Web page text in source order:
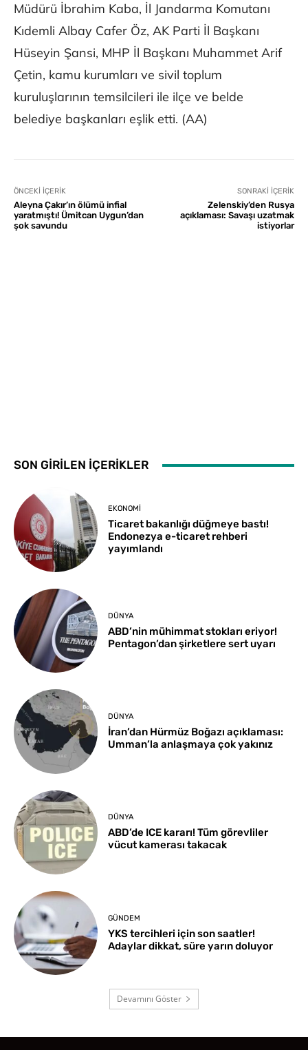
Müdürü İbrahim Kaba, İl Jandarma Komutanı
Kıdemli Albay Cafer Öz, AK Parti İl Başkanı
Hüseyin Şansi, MHP İl Başkanı Muhammet Arif
Çetin, kamu kurumları ve sivil toplum
kuruluşlarının temsilcileri ile ilçe ve belde
belediye başkanları eşlik etti. (AA)
ÖNCEKI İÇERIK
Aleyna Çakır’ın ölümü infial
yaratmıştı! Ümitcan Uygun’dan
şok savundu
SONRAKI İÇERIK
Zelenskiy’den Rusya
açıklaması: Savaşı uzatmak
istiyorlar
SON GİRİLEN İÇERİKLER
EKONOMI
Ticaret bakanlığı düğmeye bastı!
Endonezya e-ticaret rehberi
yayımlandı
DÜNYA
ABD’nin mühimmat stokları eriyor!
Pentagon’dan şirketlere sert uyarı
DÜNYA
İran’dan Hürmüz Boğazı açıklaması:
Umman’la anlaşmaya çok yakınız
DÜNYA
ABD’de ICE kararı! Tüm görevliler
vücut kamerası takacak
GÜNDEM
YKS tercihleri için son saatler!
Adaylar dikkat, süre yarın doluyor
Devamını Göster